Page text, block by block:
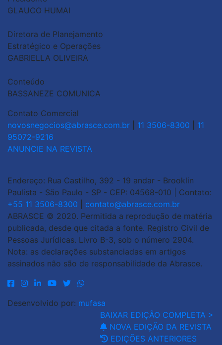
GLAUCO HUMAI
Diretora de Planejamento
Estratégico e Operações
GABRIELLA OLIVEIRA
Conteúdo
BASSANEZE COMUNICA
Contato Comercial
novosnegocios@abrasce.com.br
11 3506-8300
11
95072-9216
ANUNCIE NA REVISTA
Endereço: Rua Castilho, 392 - 19 andar - Brooklin
Paulista - São Paulo - SP - CEP: 04568-010 | Contato:
+55 11 3506-8300
contato@abrasce.com.br
ABRASCE © 2020. Permitida a reprodução de matéria
publicada, desde que citada a fonte. Registro Civil de
Pessoas Jurídicas. Livro B-3, sob o número 2904.
Nota: as declarações substanciadas em artigos
assinados não são de responsabilidade da Abrasce.
Desenvolvido por: mufasa
BAIXAR EDIÇÃO COMPLETA >
NOVA EDIÇÃO DA REVISTA
EDIÇÕES ANTERIORES